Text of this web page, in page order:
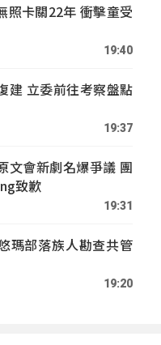
照卡關22年 衝擊童受
19:40
建 立委前往考察盤點
19:37
文會新劇名爆爭議 團
致歉
19:31
瑪部落族人勘查共管
19:20